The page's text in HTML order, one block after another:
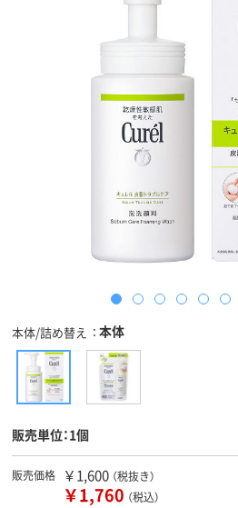
本体/詰め替え 本体
販売単位：1個
販売価格 ￥1,600 （税抜き）
￥1,760 （税込）